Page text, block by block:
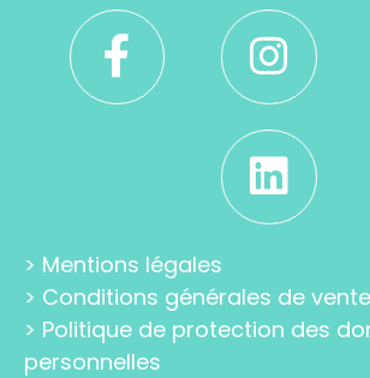
> Mentions légales
> Conditions générales de
> Politique de protection des
personnelles